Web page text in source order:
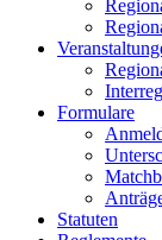
Formulare
Statuten